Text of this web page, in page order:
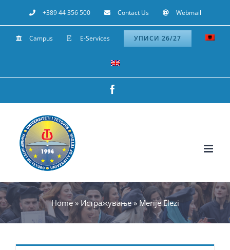
to
content
+389 44 356 500 Contact Us Webmail
Campus E-Services УПИСИ 26/27
Home»Истражување» Merije Elezi